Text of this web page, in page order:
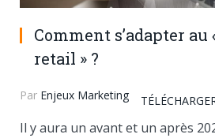
Comment s’adapter au
retail » ?
Par Enjeux Marketing
Il y aura un avant et un après